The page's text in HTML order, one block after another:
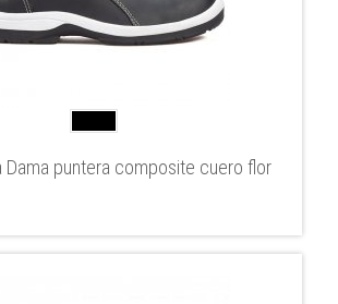
Dama puntera composite cuero flor